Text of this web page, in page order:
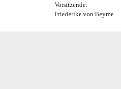
Vorsitzende:
Friederike von Beyme